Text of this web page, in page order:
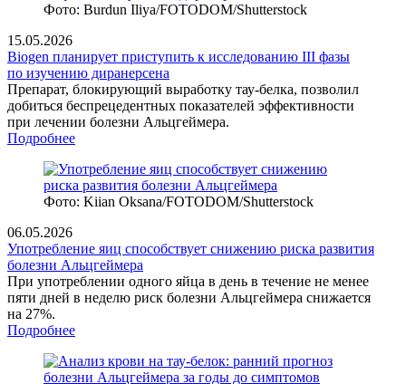
Фото: Burdun Iliya/FOTODOM/Shutterstock
15.05.2026
Biogen планирует приступить к исследованию III фазы
по изучению диранерсена
Препарат, блокирующий выработку тау‑белка, позволил
добиться беспрецедентных показателей эффективности
при лечении болезни Альцгеймера.
Подробнее
Фото: Kiian Oksana/FOTODOM/Shutterstock
06.05.2026
Употребление яиц способствует снижению риска развития
болезни Альцгеймера
При употреблении одного яйца в день в течение не менее
пяти дней в неделю риск болезни Альцгеймера снижается
на 27%.
Подробнее